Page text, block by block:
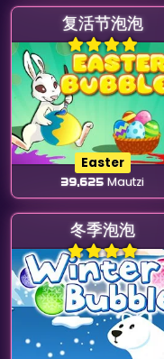
复活节泡泡
Easter
39,625 Mautzi
冬季泡泡